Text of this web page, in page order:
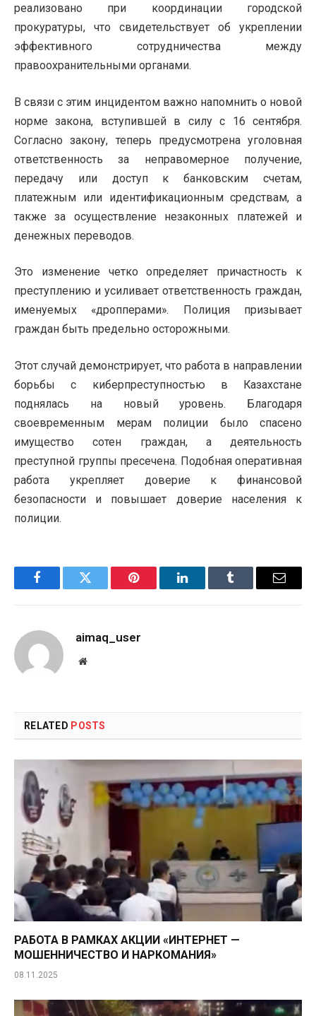
реализовано при координации городской
прокуратуры, что свидетельствует об укреплении
эффективного сотрудничества между
правоохранительными органами.
В связи с этим инцидентом важно напомнить о новой
норме закона, вступившей в силу с 16 сентября.
Согласно закону, теперь предусмотрена уголовная
ответственность за неправомерное получение,
передачу или доступ к банковским счетам,
платежным или идентификационным средствам, а
также за осуществление незаконных платежей и
денежных переводов.
Это изменение четко определяет причастность к
преступлению и усиливает ответственность граждан,
именуемых «дропперами». Полиция призывает
граждан быть предельно осторожными.
Этот случай демонстрирует, что работа в направлении
борьбы с киберпреступностью в Казахстане
поднялась на новый уровень. Благодаря
своевременным мерам полиции было спасено
имущество сотен граждан, а деятельность
преступной группы пресечена. Подобная оперативная
работа укрепляет доверие к финансовой
безопасности и повышает доверие населения к
полиции.
FacebookTwitter Pinterest LinkedInTumblr Email
aimaq_user
Website
RELATED POSTS
РАБОТА В РАМКАХ АКЦИИ «ИНТЕРНЕТ —
МОШЕННИЧЕСТВО И НАРКОМАНИЯ»
08.11.2025